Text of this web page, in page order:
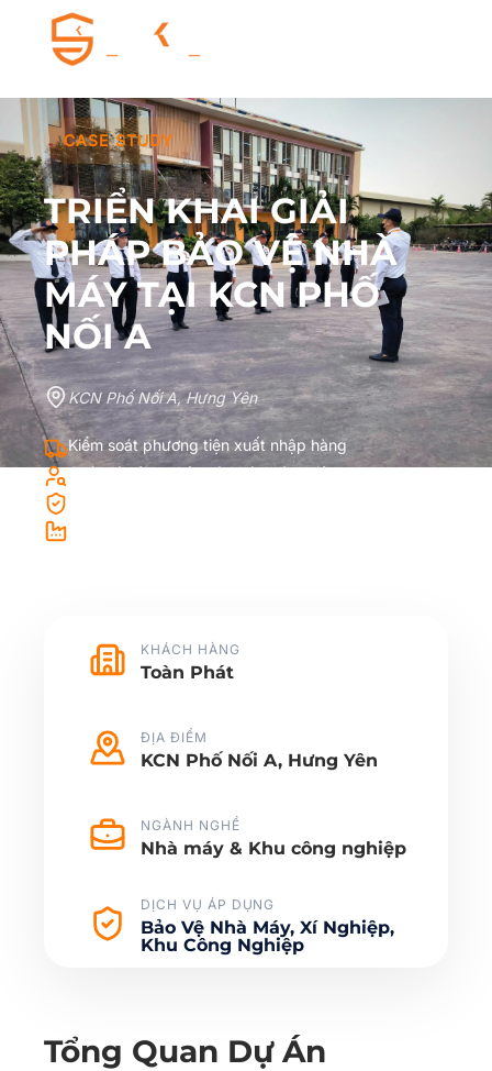
CASE STUDY
TRIỂN KHAI GIẢI
PHÁP BẢO VỆ NHÀ
MÁY TẠI KCN PHỐ
NỐI A
KCN Phố Nối A, Hưng Yên
Kiểm soát phương tiện xuất nhập hàng
Quản lý công nhân và khách làm việc
KHÁCH HÀNG
Toàn Phát
ĐỊA ĐIỂM
KCN Phố Nối A, Hưng Yên
NGÀNH NGHỀ
Nhà máy & Khu công nghiệp
DỊCH VỤ ÁP DỤNG
Bảo Vệ Nhà Máy, Xí Nghiệp,
Khu Công Nghiệp
Tổng Quan Dự Án